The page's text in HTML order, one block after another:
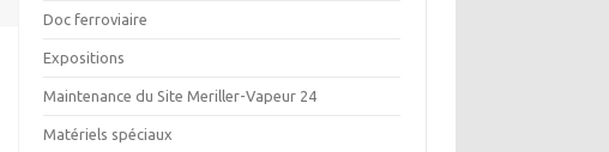
Doc ferroviaire
Expositions
Maintenance du Site Meriller-Vapeur 24
Matériels spéciaux